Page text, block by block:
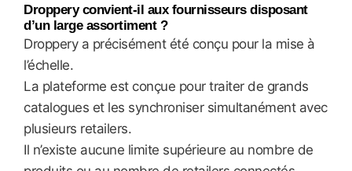
Droppery convient-il aux fournisseurs disposant
d’un large assortiment ?
Droppery a précisément été conçu pour la mise à
l’échelle.
La plateforme est conçue pour traiter de grands
catalogues et les synchroniser simultanément avec
plusieurs retailers.
Il n’existe aucune limite supérieure au nombre de